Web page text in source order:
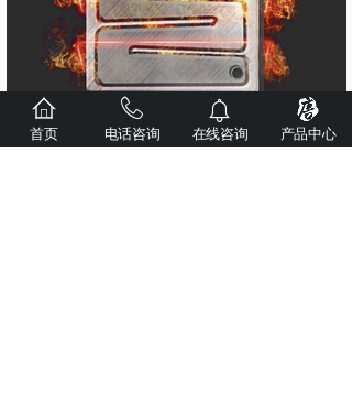
首页 电话咨询 在线咨询 产品中心